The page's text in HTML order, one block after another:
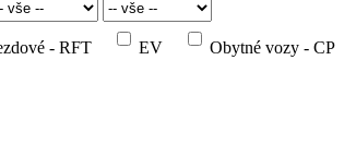
- RFT EV Obytné vozy - CP